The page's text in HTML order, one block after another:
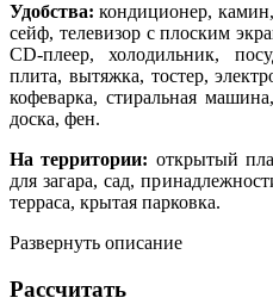
Удобства: кондиционер,
сейф, телевизор с плоским
CD-плеер, холодильник,
плита, вытяжка, тостер,
кофеварка, стиральная
доска, фен.
На территории: открытый
для загара, сад,
терраса, крытая парковка.
Развернуть описание
Рассчитать